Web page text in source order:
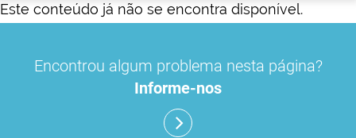
Este conteúdo já não se encontra disponível.
Encontrou algum problema nesta página?
Informe-nos